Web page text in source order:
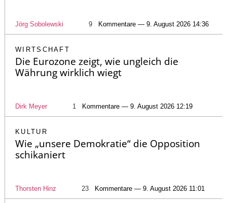
Jörg Sobolewski 9 Kommentare — 9. August 2026 14:36
WIRTSCHAFT
Die Eurozone zeigt, wie ungleich die
Währung wirklich wiegt
Dirk Meyer 1 Kommentare — 9. August 2026 12:19
KULTUR
Wie „unsere Demokratie“ die Opposition
schikaniert
Thorsten Hinz 23 Kommentare — 9. August 2026 11:01